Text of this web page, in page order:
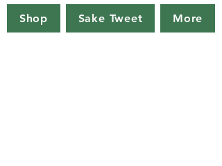
Shop Sake Tweet More